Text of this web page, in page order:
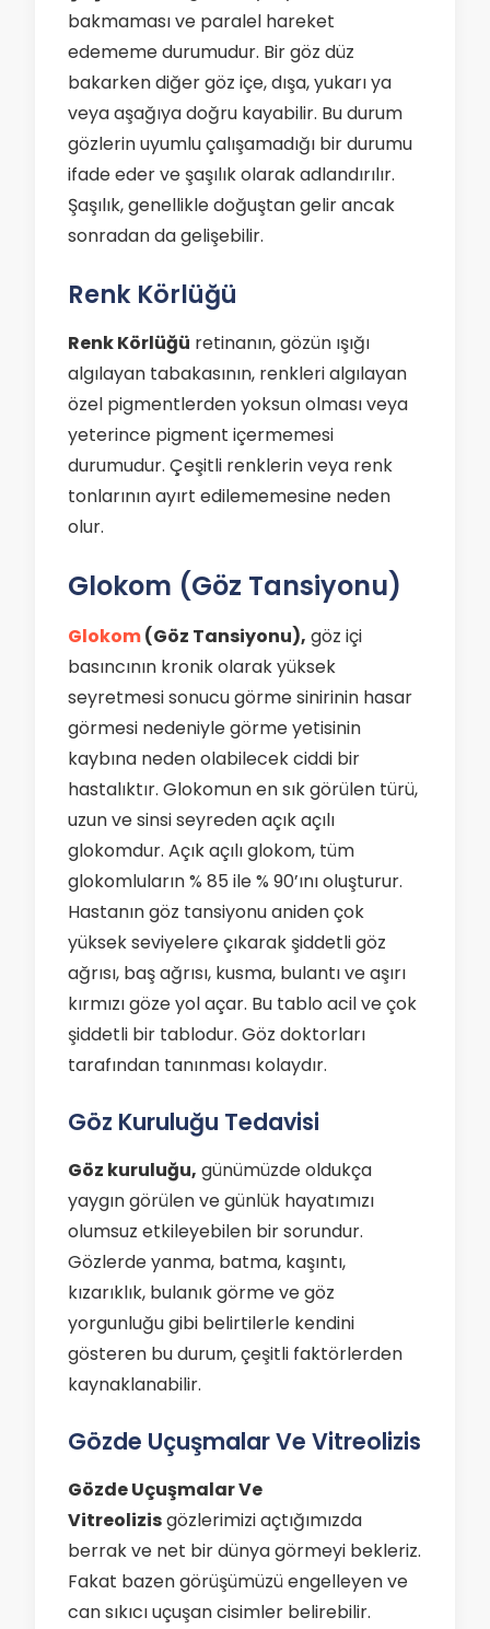
bakmaması ve paralel hareket
edememe durumudur. Bir göz düz
bakarken diğer göz içe, dışa, yukarı ya
veya aşağıya doğru kayabilir. Bu durum
gözlerin uyumlu çalışamadığı bir durumu
ifade eder ve şaşılık olarak adlandırılır.
Şaşılık, genellikle doğuştan gelir ancak
sonradan da gelişebilir.
Renk Körlüğü
Renk Körlüğü retinanın, gözün ışığı
algılayan tabakasının, renkleri algılayan
özel pigmentlerden yoksun olması veya
yeterince pigment içermemesi
durumudur. Çeşitli renklerin veya renk
tonlarının ayırt edilememesine neden
olur.
Glokom (Göz Tansiyonu)
Glokom(Göz Tansiyonu), göz içi
basıncının kronik olarak yüksek
seyretmesi sonucu görme sinirinin hasar
görmesi nedeniyle görme yetisinin
kaybına neden olabilecek ciddi bir
hastalıktır. Glokomun en sık görülen türü,
uzun ve sinsi seyreden açık açılı
glokomdur. Açık açılı glokom, tüm
glokomluların % 85 ile % 90’ını oluşturur.
Hastanın göz tansiyonu aniden çok
yüksek seviyelere çıkarak şiddetli göz
ağrısı, baş ağrısı, kusma, bulantı ve aşırı
kırmızı göze yol açar. Bu tablo acil ve çok
şiddetli bir tablodur. Göz doktorları
tarafından tanınması kolaydır.
Göz Kuruluğu Tedavisi
Göz kuruluğu, günümüzde oldukça
yaygın görülen ve günlük hayatımızı
olumsuz etkileyebilen bir sorundur.
Gözlerde yanma, batma, kaşıntı,
kızarıklık, bulanık görme ve göz
yorgunluğu gibi belirtilerle kendini
gösteren bu durum, çeşitli faktörlerden
kaynaklanabilir.
Gözde Uçuşmalar Ve Vitreolizis
Gözde Uçuşmalar Ve
Vitreolizisgözlerimizi açtığımızda
berrak ve net bir dünya görmeyi bekleriz.
Fakat bazen görüşümüzü engelleyen ve
can sıkıcı uçuşan cisimler belirebilir.